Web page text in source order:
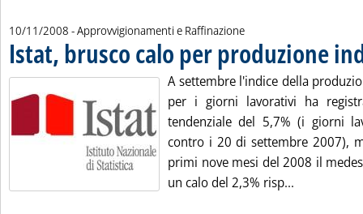
10/11/2008 - Approvvigionamenti e Raffinazione
Istat, brusco calo per produzione
A settembre l'indice della
per i giorni lavorativi ha
tendenziale del 5,7% (i giorni
contro i 20 di settembre 2007),
primi nove mesi del 2008 il
un calo del 2,3% risp...